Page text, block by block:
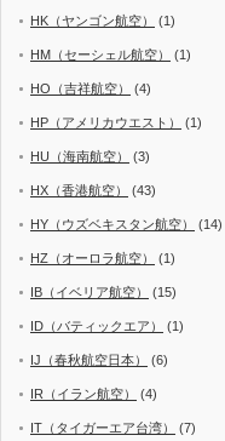
HK（ヤンゴン航空） (1)
HM（セーシェル航空） (1)
HO（吉祥航空） (4)
HP（アメリカウエスト） (1)
HU（海南航空） (3)
HX（香港航空） (43)
HY（ウズベキスタン航空） (14)
HZ（オーロラ航空） (1)
IB（イベリア航空） (15)
ID（バティックエア） (1)
IJ（春秋航空日本） (6)
IR（イラン航空） (4)
IT（タイガーエア台湾） (7)